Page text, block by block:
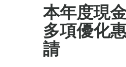
本年度現
多項優化
請